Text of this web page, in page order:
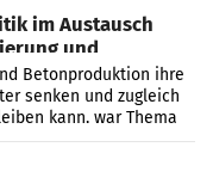
im Austausch
und
Betonproduktion ihre
senken und zugleich
kann, war Thema
Staatssekretärin